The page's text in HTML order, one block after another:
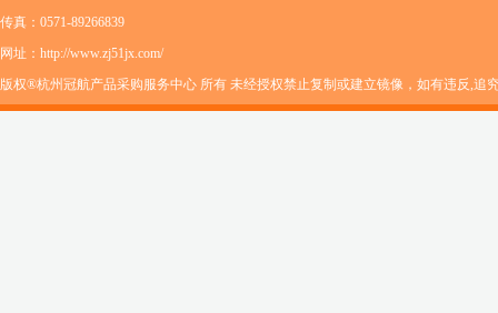
传真：0571-89266839
网址：http://www.zj51jx.com/
版权®杭州冠航产品采购服务中心 所有 未经授权禁止复制或建立镜像，如有违反,追